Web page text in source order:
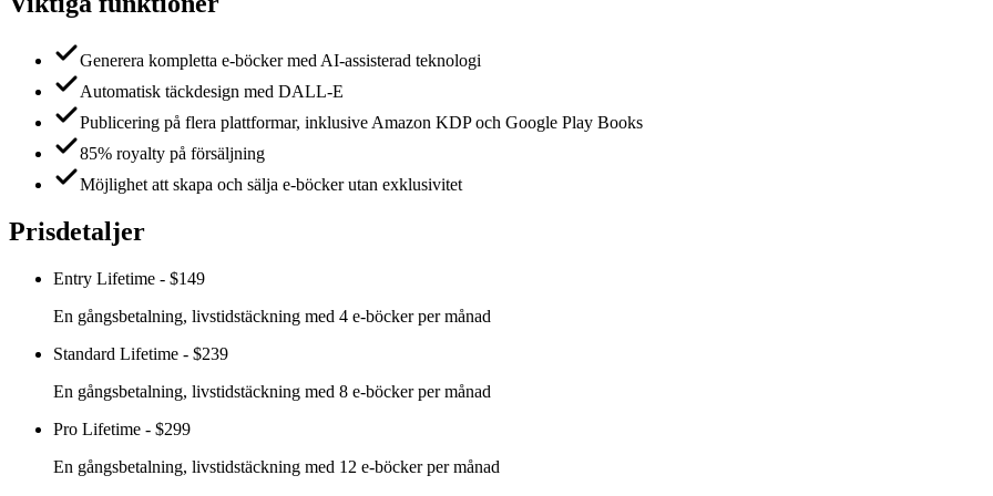
Generera kompletta e-böcker med AI-assisterad teknologi
Automatisk täckdesign med DALL-E
Publicering på flera plattformar, inklusive Amazon KDP och Google Play Books
85% royalty på försäljning
Möjlighet att skapa och sälja e-böcker utan exklusivitet
Prisdetaljer
Entry Lifetime - $149
En gångsbetalning, livstidstäckning med 4 e-böcker per månad
Standard Lifetime - $239
En gångsbetalning, livstidstäckning med 8 e-böcker per månad
Pro Lifetime - $299
En gångsbetalning, livstidstäckning med 12 e-böcker per månad